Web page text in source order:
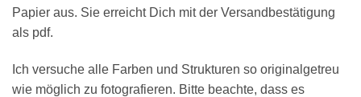
Papier aus. Sie erreicht Dich mit der Versandbestätigung
als pdf.
Ich versuche alle Farben und Strukturen so originalgetreu
wie möglich zu fotografieren. Bitte beachte, dass es